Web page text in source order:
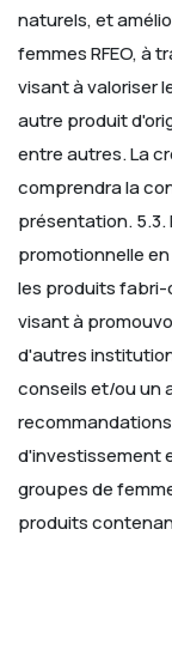
naturels, et
femmes RFEO, à
visant à valoriser
autre produit
entre autres. La
comprendra la
présentation.
promotionnelle
les produits fabri-
visant à
d'autres
conseils et/ou un
d'investissement
groupes de
produits